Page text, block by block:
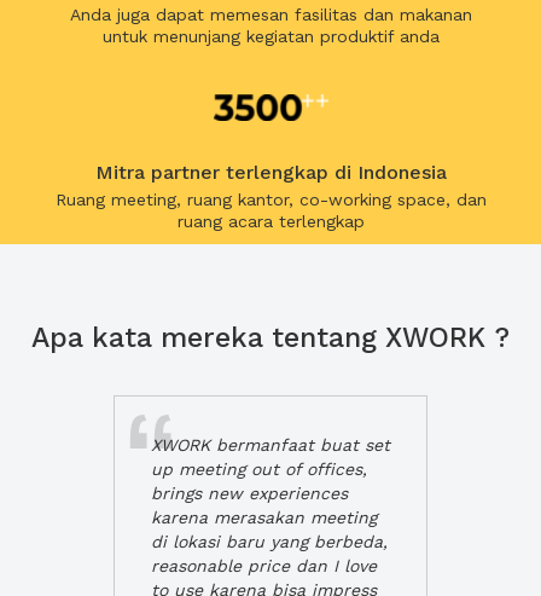
Anda juga dapat memesan fasilitas dan makanan
untuk menunjang kegiatan produktif anda
Mitra partner terlengkap di Indonesia
Ruang meeting, ruang kantor, co-working space, dan
ruang acara terlengkap
Apa kata mereka tentang XWORK ?
XWORK bermanfaat buat set
up meeting out of offices,
brings new experiences
karena merasakan meeting
di lokasi baru yang berbeda,
reasonable price dan I love
to use karena bisa impress